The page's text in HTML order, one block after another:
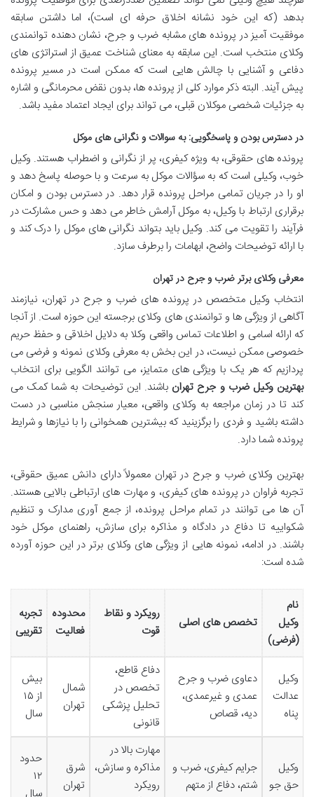
بدهد (که این خود نشانه اخلاق حرفه ای است)، اما داشتن سابقه
موفقیت آمیز در پرونده های مشابه ضرب و جرح، نشان دهنده توانمندی
وکلای منتخب است. این سابقه به معنای شناخت عمیق از استراتژی های
دفاعی و آشنایی با چالش هایی است که ممکن است در مسیر پرونده
پیش آیند. البته ذکر موارد کلی از پرونده ها، بدون نقض محرمانگی و اشاره
به جزئیات شخصی موکلان قبلی، می تواند برای ایجاد اعتماد مفید باشد.
در دسترس بودن و پاسخگویی: به سوالات و نگرانی های موکل
پرونده های حقوقی، به ویژه کیفری، پر از نگرانی و اضطراب هستند. وکیل
خوب، وکیلی است که به سؤالات موکل به سرعت و با حوصله پاسخ دهد و
او را در جریان تمامی مراحل پرونده قرار دهد. در دسترس بودن و امکان
برقراری ارتباط با وکیل، به موکل آرامش خاطر می دهد و حس مشارکت در
فرآیند را تقویت می کند. وکیل باید بتواند نگرانی های موکل را درک کند و
با ارائه توضیحات واضح، ابهامات را برطرف سازد.
معرفی وکلای برتر ضرب و جرح در تهران
انتخاب وکیل متخصص در پرونده های ضرب و جرح در تهران، نیازمند
آگاهی از ویژگی ها و توانمندی های وکلای برجسته این حوزه است. از آنجا
که ارائه اسامی و اطلاعات تماس واقعی وکلا به دلایل اخلاقی و حفظ حریم
خصوصی ممکن نیست، در این بخش به معرفی وکلای نمونه و فرضی می
پردازیم که هر یک با ویژگی های متمایز، می توانند الگویی برای انتخاب
بهترین وکیل ضرب و جرح تهران باشند. این توضیحات به شما کمک می
کند تا در زمان مراجعه به وکلای واقعی، معیار سنجش مناسبی در دست
داشته باشید و فردی را برگزینید که بیشترین همخوانی را با نیازها و شرایط
پرونده شما دارد.
بهترین وکلای ضرب و جرح در تهران معمولاً دارای دانش عمیق حقوقی،
تجربه فراوان در پرونده های کیفری، و مهارت های ارتباطی بالایی هستند.
آن ها می توانند در تمام مراحل پرونده، از جمع آوری مدارک و تنظیم
شکواییه تا دفاع در دادگاه و مذاکره برای سازش، راهنمای موکل خود
باشند. در ادامه، نمونه هایی از ویژگی های وکلای برتر در این حوزه آورده
شده است:
نام
وکیل
(فرضی)
تخصص های اصلی
رویکرد و نقاط
قوت
محدوده
فعالیت
تجربه
تقریبی
وکیل
عدالت
پناه
دعاوی ضرب و جرح
عمدی و غیرعمدی،
دیه، قصاص
دفاع قاطع،
تخصص در
تحلیل پزشکی
قانونی
شمال
تهران
بیش
از ۱۵
سال
وکیل
حق جو
جرایم کیفری، ضرب و
شتم، دفاع از متهم
مهارت بالا در
مذاکره و سازش،
رویکرد
شرق
تهران
حدود
۱۲